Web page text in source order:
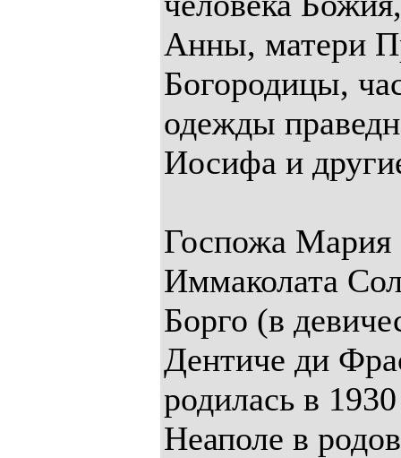
Анны, матери
Богородицы,
одежды
Иосифа и
Госпожа Мария
Иммаколата
Борго (в
Дентиче ди
родилась в
Неаполе в